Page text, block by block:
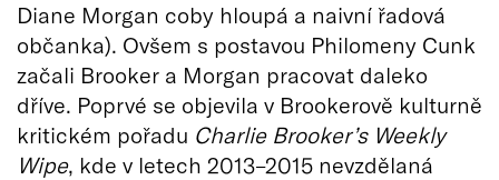
Diane Morgan coby hloupá a naivní řadová
občanka). Ovšem s postavou Philomeny Cunk
začali Brooker a Morgan pracovat daleko
dříve. Poprvé se objevila v Brookerově kulturně
kritickém pořadu Charlie Brooker’s Weekly
Wipe, kde v letech 2013–2015 nevzdělaná